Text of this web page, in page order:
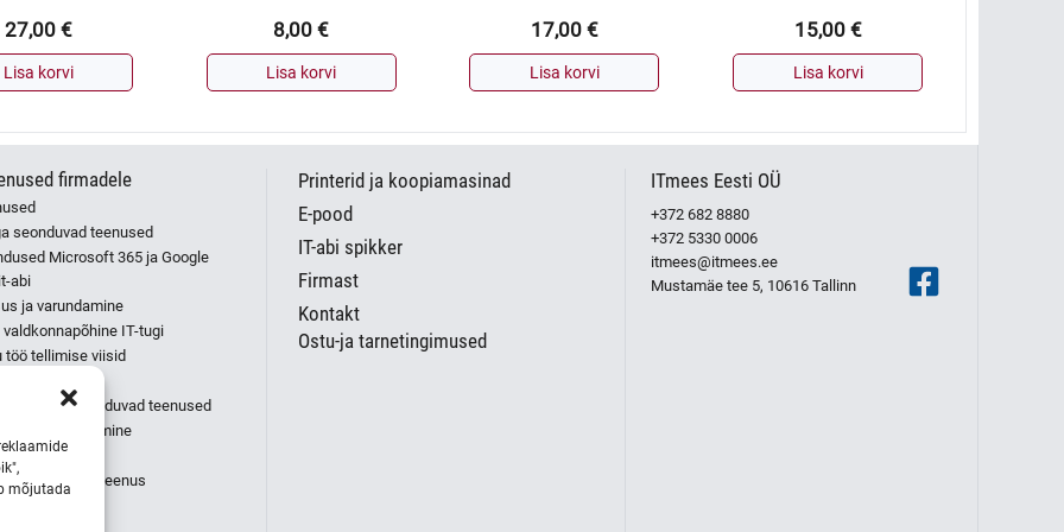
mõjutada
27,00 €
Lisa korvi
8,00€
Lisa korvi
17,00 €
Lisa korvi
15,00 €
Lisa korvi
firmadele
seonduvad teenused
Microsoft 365 ja Google
abi
ja varundamine
valdkonnapõhine IT-tugi
töö tellimise viisid
seonduvad teenused
ja utiliseerimine
IT-osakonna teenus
Printerid ja koopiamasinad
E-pood
IT-abi spikker
Firmast
Kontakt
Ostu-ja tarnetingimused
ITmees Eesti OÜ
+372 682 8880
+372 5330 0006
itmees@itmees.ee
Mustamäe tee 5, 10616 Tallinn